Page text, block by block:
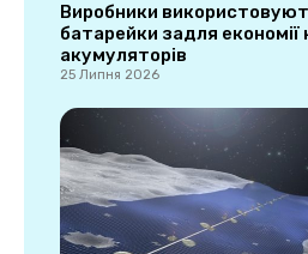
Виробники
батарейки задля економії
акумуляторів
25 Липня 2026